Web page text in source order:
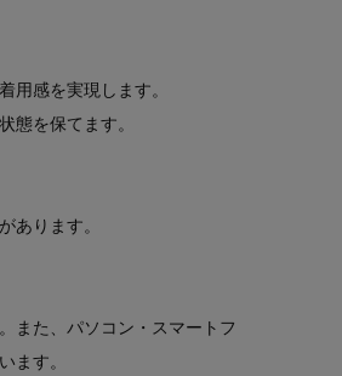
用感を実現します。
態を保てます。
あります。
また、パソコン・スマートフ
ます。